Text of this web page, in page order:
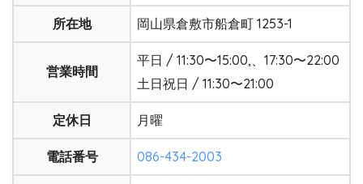
所在地 岡山県倉敷市船倉町 1253-1
営業時間
平日 / 11:30〜15:00,、17:30〜22:00
土日祝日 / 11:30〜21:00
定休日 月曜
電話番号 086-434-2003